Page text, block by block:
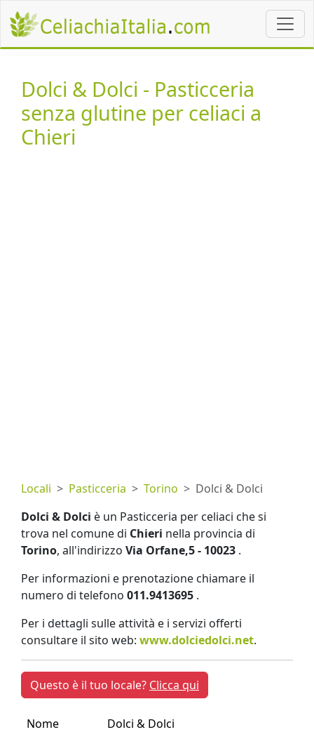
Dolci & Dolci - Pasticceria
senza glutine per celiaci a
Chieri
Locali Pasticceria Torino
Dolci & Dolci
Dolci & Dolci è un Pasticceria per celiaci che si
trova nel comune di Chieri nella provincia di
Torino, all'indirizzo Via Orfane,5 - 10023 .
Per informazioni e prenotazione chiamare il
numero di telefono 011.9413695 .
Per i dettagli sulle attività e i servizi offerti
consultare il sito web: www.dolciedolci.net.
Questo è il tuo locale? Clicca qui
Nome
Dolci & Dolci